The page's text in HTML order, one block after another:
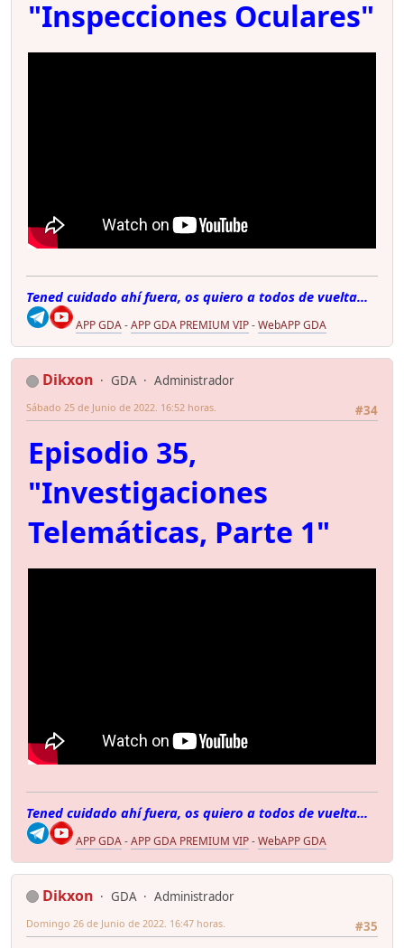
"Inspecciones Oculares"
Tened cuidado ahí fuera, os quiero a todos de vuelta...
APP GDA-APP GDA PREMIUM VIP-WebAPP GDA
Dikxon GDA
Administrador
#34
Sábado 25 de Junio de 2022. 16:52 horas.
Episodio 35,
"Investigaciones
Telemáticas, Parte 1"
Tened cuidado ahí fuera, os quiero a todos de vuelta...
APP GDA-APP GDA PREMIUM VIP-WebAPP GDA
Dikxon GDA
Administrador
#35
Domingo 26 de Junio de 2022. 16:47 horas.